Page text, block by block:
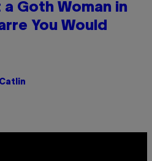
a Goth Woman in
You Would